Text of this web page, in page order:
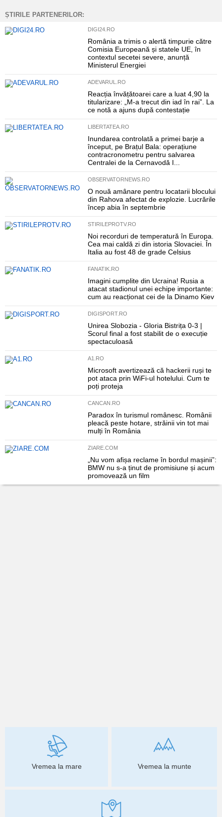
ȘTIRILE PARTENERILOR:
DIGI24.RO
România a trimis o alertă timpurie către
Comisia Europeană și statele UE, în
contextul secetei severe, anunță
Ministerul Energiei
ADEVARUL.RO
Reacția învățătoarei care a luat 4,90 la
titularizare: „M-a trecut din iad în rai”. La
ce notă a ajuns după contestație
LIBERTATEA.RO
Inundarea controlată a primei barje a
început, pe Brațul Bala: operațiune
contracronometru pentru salvarea
Centralei de la Cernavodă I...
OBSERVATORNEWS.RO
O nouă amânare pentru locatarii blocului
din Rahova afectat de explozie. Lucrările
încep abia în septembrie
STIRILEPROTV.RO
Noi recorduri de temperatură în Europa.
Cea mai caldă zi din istoria Slovaciei. În
Italia au fost 48 de grade Celsius
FANATIK.RO
Imagini cumplite din Ucraina! Rusia a
atacat stadionul unei echipe importante:
cum au reacționat cei de la Dinamo Kiev
DIGISPORT.RO
Unirea Slobozia - Gloria Bistrița 0-3 |
Scorul final a fost stabilit de o execuție
spectaculoasă
A1.RO
Microsoft avertizează că hackerii ruși te
pot ataca prin WiFi-ul hotelului. Cum te
poți proteja
CANCAN.RO
Paradox în turismul românesc. Românii
pleacă peste hotare, străinii vin tot mai
mulți în România
ZIARE.COM
„Nu vom afișa reclame în bordul mașinii”:
BMW nu s-a ținut de promisiune și acum
promovează un film
Vremea la mare Vremea la munte